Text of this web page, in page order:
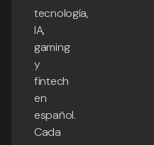
tecnología,
IA,
gaming
y
fintech
en
español.
Cada